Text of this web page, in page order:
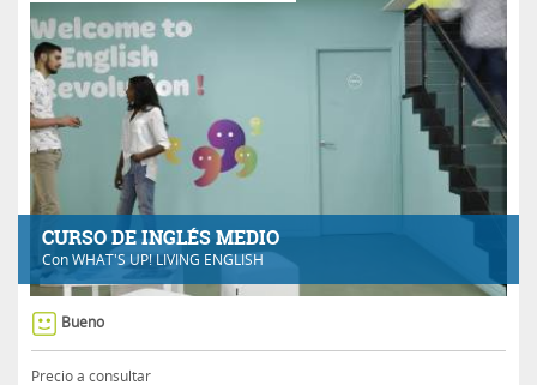
CURSO DE INGLÉS MEDIO
ConWHAT'S UP! LIVING ENGLISH
Bueno
Precio a consultar